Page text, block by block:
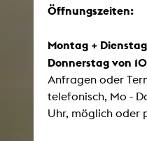
Öffnungszeiten:
Montag +
Donnerstag von
Anfragen oder
telefonisch, Mo -
Uhr, möglich oder